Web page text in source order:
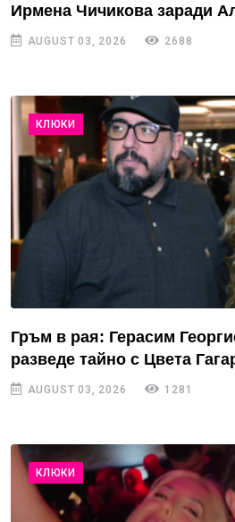
Ирмена Чичикова заради
AUGUST 03, 2026 2688
КЛЮКИ
Гръм в рая: Герасим
разведе тайно с Цвета
AUGUST 03, 2026 1281
КЛЮКИ